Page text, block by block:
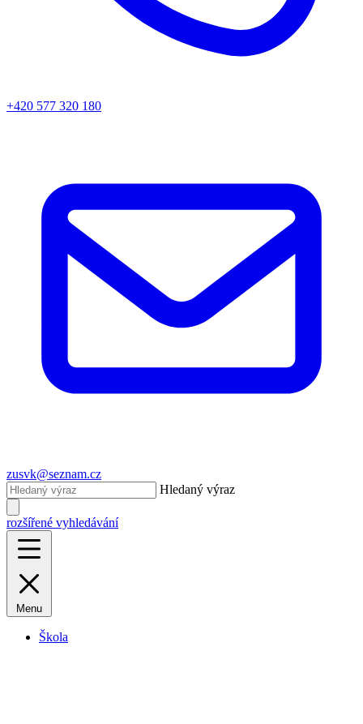
+420 577 320 180
zusvk@seznam.cz
Hledaný výraz
rozšířené vyhledávání
Menu
Škola